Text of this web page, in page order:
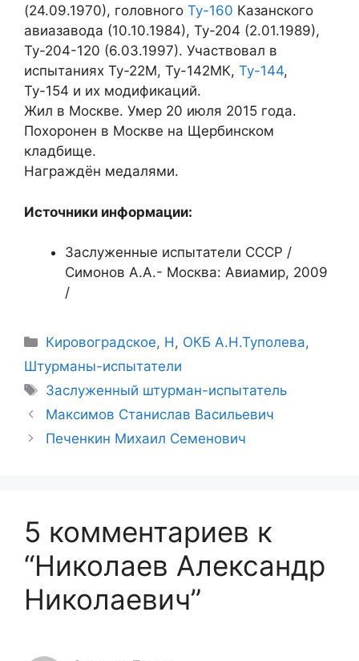
(24.09.1970), головного Ту-160 Казанского
авиазавода (10.10.1984), Ту-204 (2.01.1989),
Ту-204-120 (6.03.1997). Участвовал в
испытаниях Ту-22М, Ту-142МК, Ту-144,
Ту-154 и их модификаций.
Жил в Москве. Умер 20 июля 2015 года.
Похоронен в Москве на Щербинском
кладбище.
Награждён медалями.
Источники информации:
Заслуженные испытатели СССР /
Симонов А.А.- Москва: Авиамир, 2009
/
Рубрики
Кировоградское, Н, ОКБ А.Н.Туполева,
Штурманы-испытатели
Метки
Заслуженный штурман-испытатель
Максимов Станислав Васильевич
Печенкин Михаил Семенович
5 комментариев к
“Николаев Александр
Николаевич”